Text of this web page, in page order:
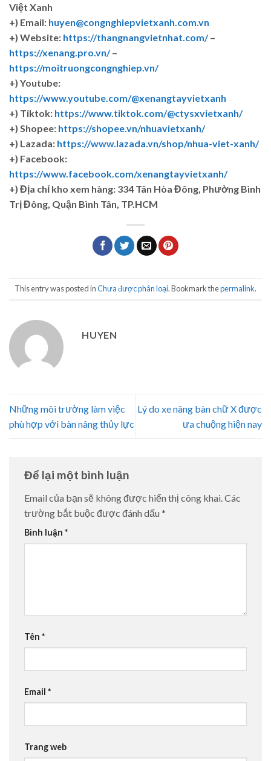
Việt Xanh
+) Email: huyen@congnghiepvietxanh.com.vn
+) Website: https://thangnangvietnhat.com/–
https://xenang.pro.vn/–
https://moitruongcongnghiep.vn/
+) Youtube:
https://www.youtube.com/@xenangtayvietxanh
+) Tiktok: https://www.tiktok.com/@ctysxvietxanh/
+) Shopee: https://shopee.vn/nhuavietxanh/
+) Lazada: https://www.lazada.vn/shop/nhua-viet-xanh/
+) Facebook:
https://www.facebook.com/xenangtayvietxanh/
+) Địa chỉ kho xem hàng: 334 Tân Hòa Đông, Phường Bình
Trị Đông, Quận Bình Tân, TP.HCM
This entry was posted inChưa được phân loại. Bookmark thepermalink.
HUYEN
Những môi trường làm việc
phù hợp với bàn nâng thủy lực
Lý do xe nâng bàn chữ X được
ưa chuộng hiện nay
Để lại một bình luận
Email của bạn sẽ không được hiển thị công khai. Các
trường bắt buộc được đánh dấu *
Bình luận *
Tên *
Email *
Trang web